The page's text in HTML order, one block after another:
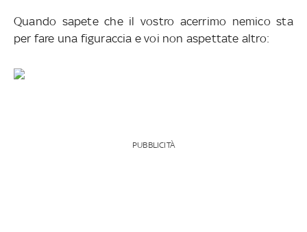
Quando sapete che il vostro acerrimo nemico sta
per fare una figuraccia e voi non aspettate altro:
PUBBLICITÀ